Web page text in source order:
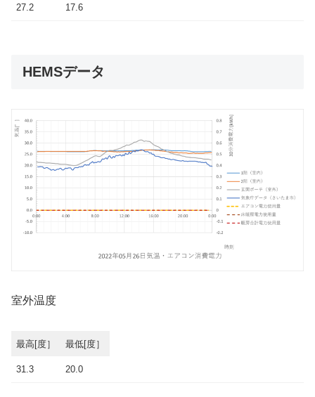
27.2 17.6
HEMSデータ
室外温度
最高[度］ 最低[度］
31.3 20.0